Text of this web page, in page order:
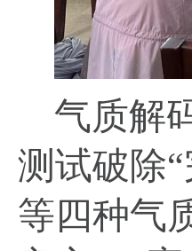
气质解
测试破除
等四种气